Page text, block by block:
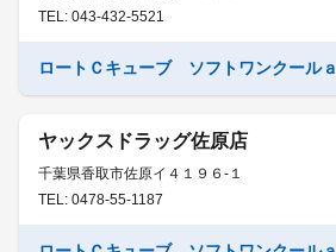
TEL: 043-432-5521
ロートＣキューブ ソフトワンクールａ
ヤックスドラッグ佐原店
千葉県香取市佐原イ４１９６-１
TEL: 0478-55-1187